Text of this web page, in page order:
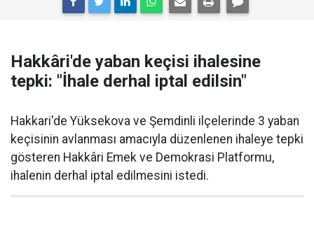
Hakkâri'de yaban keçisi ihalesine
tepki: "İhale derhal iptal edilsin"
Hakkari'de Yüksekova ve Şemdinli ilçelerinde 3 yaban
keçisinin avlanması amacıyla düzenlenen ihaleye tepki
gösteren Hakkâri Emek ve Demokrasi Platformu,
ihalenin derhal iptal edilmesini istedi.